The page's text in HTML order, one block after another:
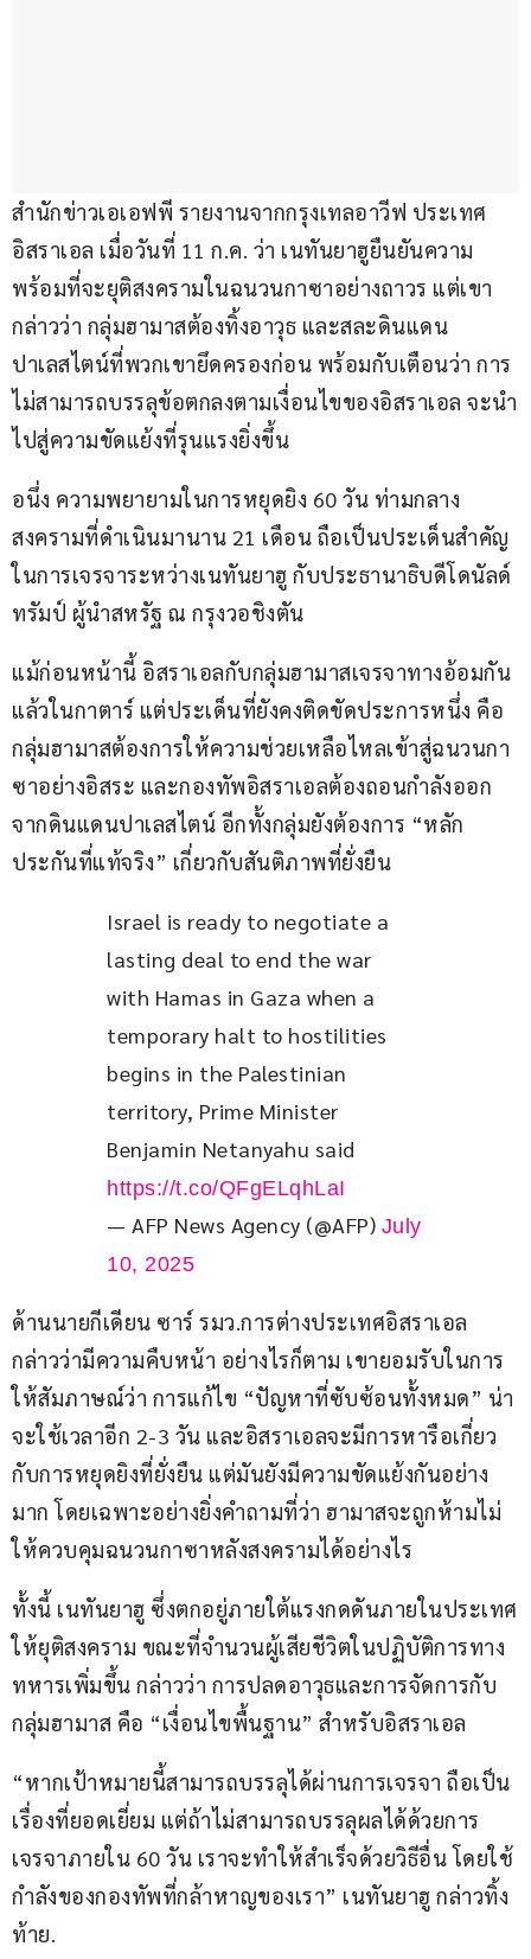
สำนักข่าวเอเอฟพี รายงานจากกรุงเทลอาวีฟ ประเทศ
อิสราเอล เมื่อวันที่ 11 ก.ค. ว่า เนทันยาฮูยืนยันความ
พร้อมที่จะยุติสงครามในฉนวนกาซาอย่างถาวร แต่เขา
กล่าวว่า กลุ่มฮามาสต้องทิ้งอาวุธ และสละดินแดน
ปาเลสไตน์ที่พวกเขายึดครองก่อน พร้อมกับเตือนว่า การ
ไม่สามารถบรรลุข้อตกลงตามเงื่อนไขของอิสราเอล จะนำ
ไปสู่ความขัดแย้งที่รุนแรงยิ่งขึ้น
อนึ่ง ความพยายามในการหยุดยิง 60 วัน ท่ามกลาง
สงครามที่ดำเนินมานาน 21 เดือน ถือเป็นประเด็นสำคัญ
ในการเจรจาระหว่างเนทันยาฮู กับประธานาธิบดีโดนัลด์
ทรัมป์ ผู้นำสหรัฐ ณ กรุงวอชิงตัน
แม้ก่อนหน้านี้ อิสราเอลกับกลุ่มฮามาสเจรจาทางอ้อมกัน
แล้วในกาตาร์ แต่ประเด็นที่ยังคงติดขัดประการหนึ่ง คือ
กลุ่มฮามาสต้องการให้ความช่วยเหลือไหลเข้าสู่ฉนวนกา
ซาอย่างอิสระ และกองทัพอิสราเอลต้องถอนกำลังออก
จากดินแดนปาเลสไตน์ อีกทั้งกลุ่มยังต้องการ “หลัก
ประกันที่แท้จริง” เกี่ยวกับสันติภาพที่ยั่งยืน
Israel is ready to negotiate a
lasting deal to end the war
with Hamas in Gaza when a
temporary halt to hostilities
begins in the Palestinian
territory, Prime Minister
Benjamin Netanyahu said
https://t.co/QFgELqhLaI
— AFP News Agency (@AFP) July
10, 2025
ด้านนายกีเดียน ซาร์ รมว.การต่างประเทศอิสราเอล
กล่าวว่ามีความคืบหน้า อย่างไรก็ตาม เขายอมรับในการ
ให้สัมภาษณ์ว่า การแก้ไข “ปัญหาที่ซับซ้อนทั้งหมด” น่า
จะใช้เวลาอีก 2-3 วัน และอิสราเอลจะมีการหารือเกี่ยว
กับการหยุดยิงที่ยั่งยืน แต่มันยังมีความขัดแย้งกันอย่าง
มาก โดยเฉพาะอย่างยิ่งคำถามที่ว่า ฮามาสจะถูกห้ามไม่
ให้ควบคุมฉนวนกาซาหลังสงครามได้อย่างไร
ทั้งนี้ เนทันยาฮู ซึ่งตกอยู่ภายใต้แรงกดดันภายในประเทศ
ให้ยุติสงคราม ขณะที่จำนวนผู้เสียชีวิตในปฏิบัติการทาง
ทหารเพิ่มขึ้น กล่าวว่า การปลดอาวุธและการจัดการกับ
กลุ่มฮามาส คือ “เงื่อนไขพื้นฐาน” สำหรับอิสราเอล
“หากเป้าหมายนี้สามารถบรรลุได้ผ่านการเจรจา ถือเป็น
เรื่องที่ยอดเยี่ยม แต่ถ้าไม่สามารถบรรลุผลได้ด้วยการ
เจรจาภายใน 60 วัน เราจะทำให้สำเร็จด้วยวิธีอื่น โดยใช้
กำลังของกองทัพที่กล้าหาญของเรา” เนทันยาฮู กล่าวทิ้ง
ท้าย.